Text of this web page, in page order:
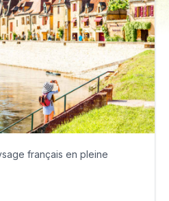
français en pleine